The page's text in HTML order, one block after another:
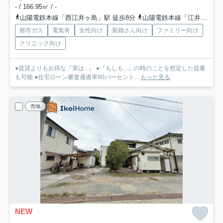
- / 166.95㎡ / -
山陽電鉄本線「西江井ヶ島」駅 徒歩8分
山陽電鉄本線「江井ヶ島」駅 徒歩14分
都市ガス 電気有 女性向け 新婚さん向け
ファミリー向け
クリニック向け
●賃貸よりもお得な『実は...』 ●『もしも...』の時のことを想定した提案
も可能 ●住宅ローン審査通過率90パーセント... もっと見る
売地
NEW